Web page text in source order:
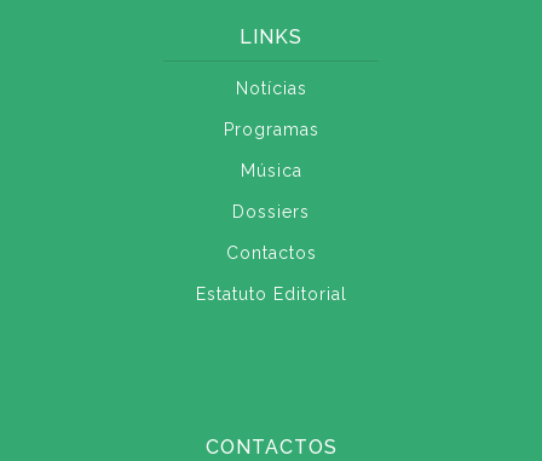
LINKS
Notícias
Programas
Música
Dossiers
Contactos
Estatuto Editorial
CONTACTOS